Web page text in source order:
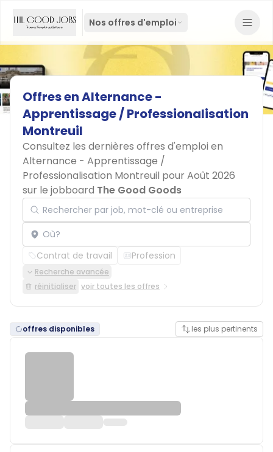
Nos offres d'emploi
OffresenAlternance-
Apprentissage/Professionalisation
Montreuil
Consultez les dernières offres d'emploi en
Alternance - Apprentissage /
Professionalisation Montreuil pour Août 2026
sur le jobboard The Good Goods
Rechercher par job, mot-clé ou entreprise
Localisation
Contrat de travail Profession
Recherche avancée
réinitialiser voir toutes les offres
offres disponibles les plus pertinents